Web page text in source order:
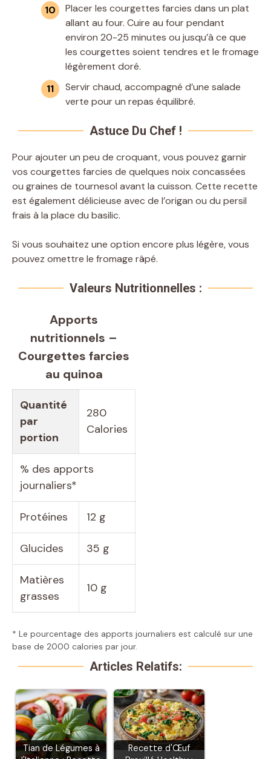
Placer les courgettes farcies dans un plat
allant au four. Cuire au four pendant
environ 20-25 minutes ou jusqu’à ce que
les courgettes soient tendres et le fromage
légèrement doré.
Servir chaud, accompagné d’une salade
verte pour un repas équilibré.
Astuce Du Chef !
Pour ajouter un peu de croquant, vous pouvez garnir
vos courgettes farcies de quelques noix concassées
ou graines de tournesol avant la cuisson. Cette recette
est également délicieuse avec de l’origan ou du persil
frais à la place du basilic.
Si vous souhaitez une option encore plus légère, vous
pouvez omettre le fromage râpé.
Valeurs Nutritionnelles :
Apports
nutritionnels –
Courgettes farcies
au quinoa
Quantité
par
portion
280
Calories
% des apports
journaliers*
Protéines 12 g
Glucides 35 g
Matières
grasses
10 g
* Le pourcentage des apports journaliers est calculé sur une
base de 2000 calories par jour.
Articles Relatifs:
Tian de Légumes à
Recette d'Œuf